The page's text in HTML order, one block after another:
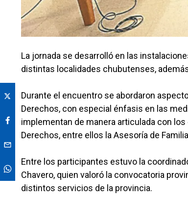
La jornada se desarrolló en las
distintas localidades chubutenses,
Durante el encuentro se abordaron
Derechos, con especial énfasis en las
implementan de manera articulada con
Derechos, entre ellos la Asesoría de
Entre los participantes estuvo la
Chavero, quien valoró la convocatoria
distintos servicios de la provincia.